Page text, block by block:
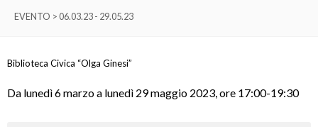
EVENTO > 06.03.23 - 29.05.23
Biblioteca Civica “Olga Ginesi”
Da lunedì 6 marzo a lunedì 29 maggio 2023, ore 17:00-19:30